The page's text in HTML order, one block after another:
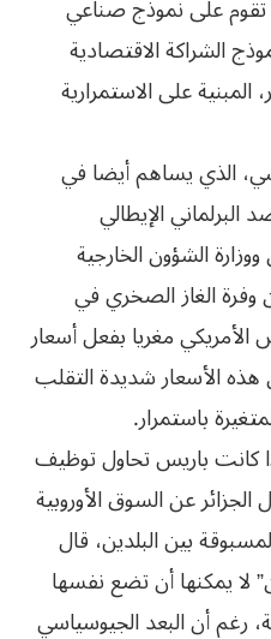
تقوم على نموذج صناعي
الشراكة الاقتصادية
المبنية على الاستمرارية
الذي يساهم أيضا في
الإيطالي
ووزارة الشؤون الخارجية
وفرة الغاز الصخري في
مغريا بفعل أسعار
هذه الأسعار شديدة التقلب
باستمرار.
كانت باريس تحاول توظيف
عن السوق الأوروبية
بين البلدين، قال
لا يمكنها أن تضع نفسها
رغم أن البعد الجيوسياسي